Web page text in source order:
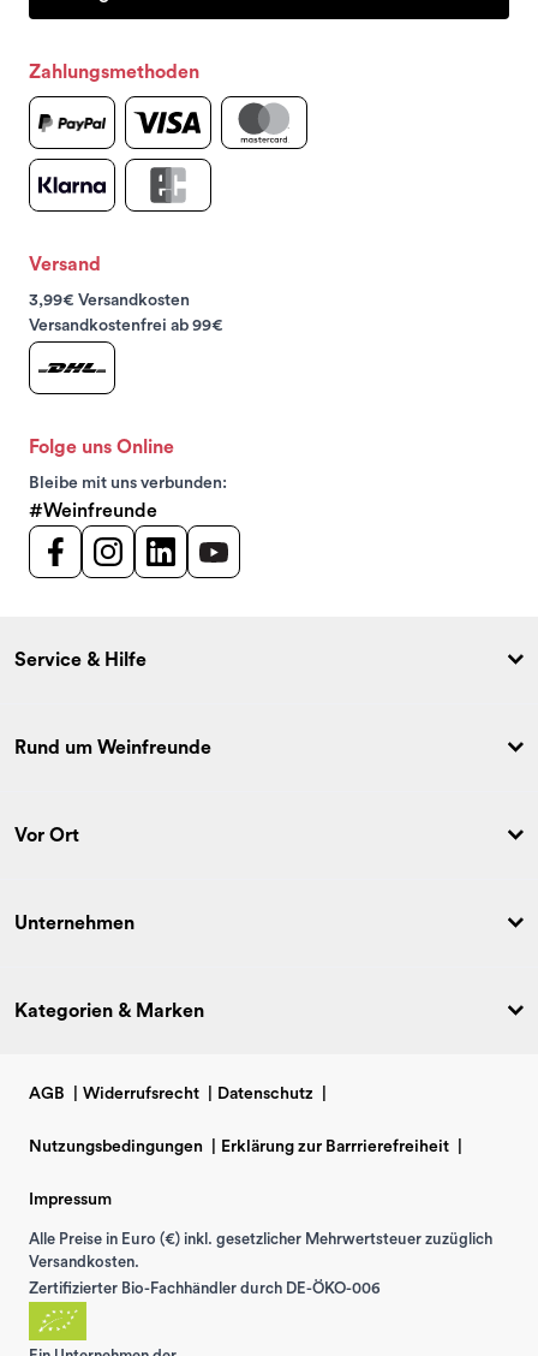
Zahlungsmethoden
Versand
3,99€ Versandkosten
Versandkostenfrei ab 99€
Folge uns Online
Bleibe mit uns verbunden:
#Weinfreunde
Service & Hilfe
Rund um Weinfreunde
Vor Ort
Unternehmen
Kategorien & Marken
AGB Widerrufsrecht Datenschutz
Nutzungsbedingungen Erklärung zur Barrrierefreiheit
Impressum
Alle Preise in Euro (€) inkl. gesetzlicher Mehrwertsteuer zuzüglich
Versandkosten.
Zertifizierter Bio-Fachhändler durch DE-ÖKO-006